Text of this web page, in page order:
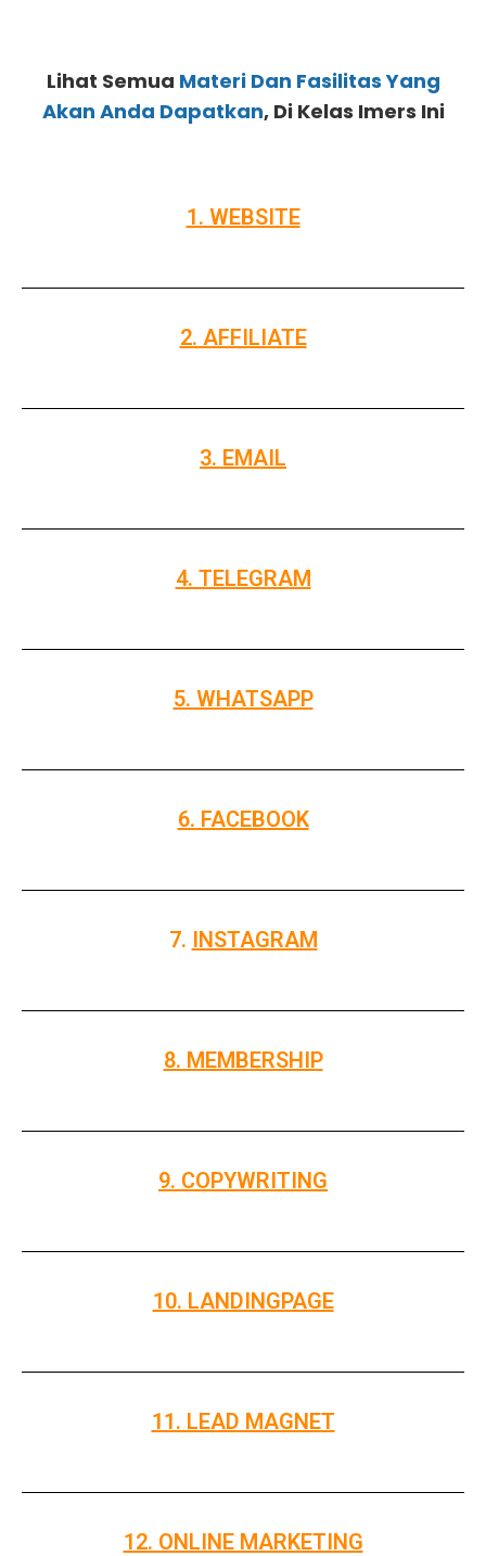
Lihat Semua Materi Dan Fasilitas Yang
Akan Anda Dapatkan, Di Kelas Imers Ini
1. WEBSITE
2. AFFILIATE
3. EMAIL
4. TELEGRAM
5. WHATSAPP
6. FACEBOOK
7. INSTAGRAM
8. MEMBERSHIP
9. COPYWRITING
10. LANDINGPAGE
11. LEAD MAGNET
12. ONLINE MARKETING